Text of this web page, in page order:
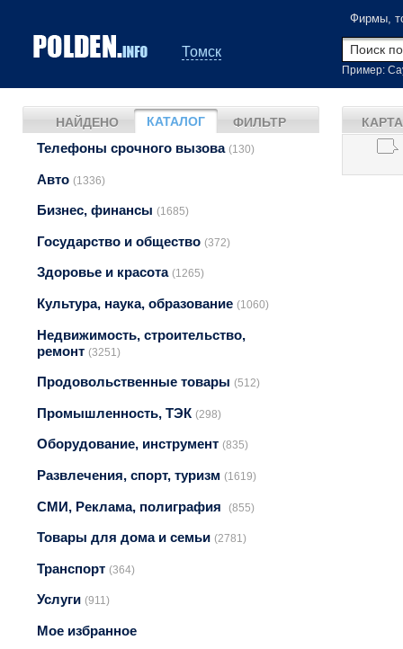
Томск
Фирмы,
Пример:
НАЙДЕНО КАТАЛОГ ФИЛЬТР
Телефоны срочного вызова (130)
Авто (1336)
Бизнес, финансы (1685)
Государство и общество (372)
Здоровье и красота (1265)
Культура, наука, образование (1060)
Недвижимость, строительство,
ремонт (3251)
Продовольственные товары (512)
Промышленность, ТЭК (298)
Оборудование, инструмент (835)
Развлечения, спорт, туризм (1619)
СМИ, Реклама, полиграфия (855)
Товары для дома и семьи (2781)
Транспорт (364)
Услуги (911)
Мое избранное
КАРТА